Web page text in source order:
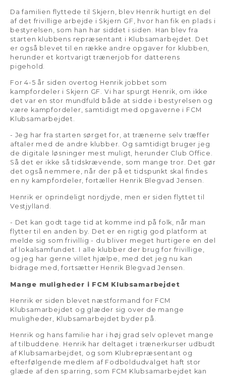
Da familien flyttede til Skjern, blev Henrik hurtigt en del
af det frivillige arbejde i Skjern GF, hvor han fik en plads i
bestyrelsen, som han har siddet i siden. Han blev fra
starten klubbens repræsentant i Klubsamarbejdet. Det
er også blevet til en række andre opgaver for klubben,
herunder et kortvarigt trænerjob for datterens
pigehold.
For 4-5 år siden overtog Henrik jobbet som
kampfordeler i Skjern GF. Vi har spurgt Henrik, om ikke
det var en stor mundfuld både at sidde i bestyrelsen og
være kampfordeler, samtidigt med opgaverne i FCM
Klubsamarbejdet.
- Jeg har fra starten sørget for, at trænerne selv træffer
aftaler med de andre klubber. Og samtidigt bruger jeg
de digitale løsninger mest muligt, herunder Club Office.
Så det er ikke så tidskrævende, som mange tror. Det gør
det også nemmere, når der på et tidspunkt skal findes
en ny kampfordeler, fortæller Henrik Blegvad Jensen.
Henrik er oprindeligt nordjyde, men er siden flyttet til
Vestjylland.
- Det kan godt tage tid at komme ind på folk, når man
flytter til en anden by. Det er en rigtig god platform at
melde sig som frivillig - du bliver meget hurtigere en del
af lokalsamfundet. I alle klubber der brug for frivillige,
og jeg har gerne villet hjælpe, med det jeg nu kan
bidrage med, fortsætter Henrik Blegvad Jensen.
Mange muligheder i FCM Klubsamarbejdet
Henrik er siden blevet næstformand for FCM
Klubsamarbejdet og glæder sig over de mange
muligheder, Klubsamarbejdet byder på.
Henrik og hans familie har i høj grad selv oplevet mange
af tilbuddene. Henrik har deltaget i trænerkurser udbudt
af Klubsamarbejdet, og som Klubrepræsentant og
efterfølgende medlem af Fodboldudvalget haft stor
glæde af den sparring, som FCM Klubsamarbejdet kan